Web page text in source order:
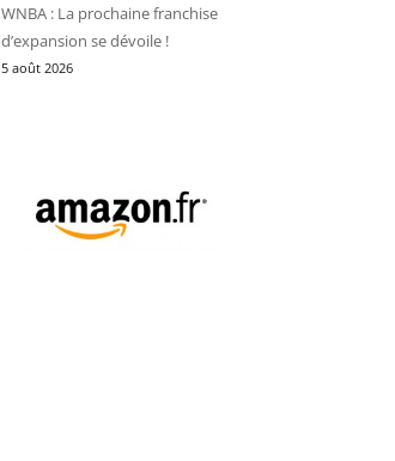
WNBA : La prochaine franchise
d’expansion se dévoile !
5 août 2026